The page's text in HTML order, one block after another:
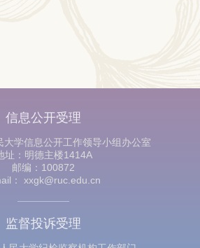
信息公开受理
大学信息公开工作领导小组办公室
址：明德主楼1414A
邮编：100872
： xxgk@ruc.edu.cn
监督投诉受理